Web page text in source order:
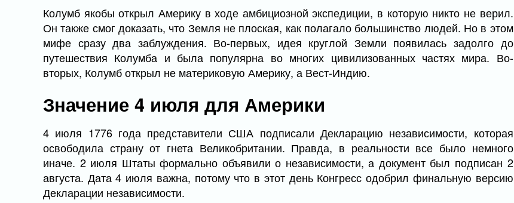
Колумб якобы открыл Америку в ходе амбициозной экспедиции, в которую никто не верил.
Он также смог доказать, что Земля не плоская, как полагало большинство людей. Но в этом
мифе сразу два заблуждения. Во-первых, идея круглой Земли появилась задолго до
путешествия Колумба и была популярна во многих цивилизованных частях мира. Во-
вторых, Колумб открыл не материковую Америку, а Вест-Индию.
Значение 4 июля для Америки
4 июля 1776 года представители США подписали Декларацию независимости, которая
освободила страну от гнета Великобритании. Правда, в реальности все было немного
иначе. 2 июля Штаты формально объявили о независимости, а документ был подписан 2
августа. Дата 4 июля важна, потому что в этот день Конгресс одобрил финальную версию
Декларации независимости.